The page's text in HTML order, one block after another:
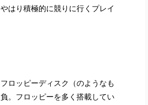
はり積極的に競りに行くプレイ
ロッピーディスク（のようなも
。フロッピーを多く搭載してい